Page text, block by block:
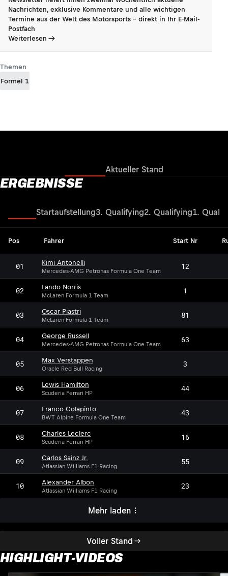
Nachrichten, exklusive Kommentare und alle wichtigen
Termine aus der Welt des Motorsports - direkt in Ihr E-Mail-
Postfach
Weiterlesen
Themen
Formel 1
Aktueller Stand
ERGEBNISSE
Voller Stand
Startaufstellung3. Qualifying2. Qualifying1.
Pos Fahrer Start Nr
01 Kimi Antonelli
Mercedes-AMG Petronas Formula One Team 12
02 Lando Norris
McLaren Formula 1 Team 1
03 Oscar Piastri
McLaren Formula 1 Team 81
04 George Russell
Mercedes-AMG Petronas Formula One Team 63
05 Max Verstappen
Oracle Red Bull Racing 3
06 Lewis Hamilton
Scuderia Ferrari HP 44
07 Franco Colapinto
BWT Alpine Formula One Team 43
08 Charles Leclerc
Scuderia Ferrari HP 16
09 Carlos Sainz Jr.
Atlassian Williams F1 Racing 55
10 Alexander Albon
Atlassian Williams F1 Racing 23
Mehr laden
HIGHLIGHT-VIDEOS